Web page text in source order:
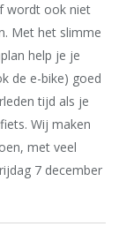
wordt ook niet
Met het slimme
help je je
de e-bike) goed
tijd als je
Wij maken
met veel
7 december